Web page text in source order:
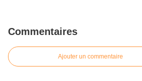
Commentaires
Ajouter un commentaire